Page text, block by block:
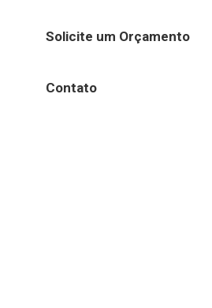
Solicite um Orçamento
Contato